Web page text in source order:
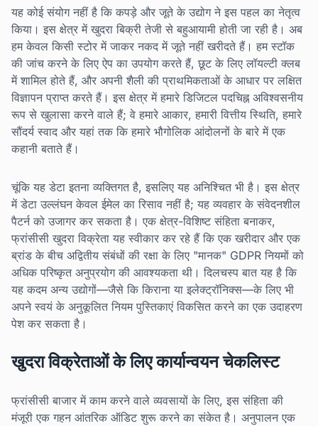
यह कोई संयोग नहीं है कि कपड़े और जूते के उद्योग ने इस पहल का नेतृत्व
किया। इस क्षेत्र में खुदरा बिक्री तेजी से बहुआयामी होती जा रही है। अब
हम केवल किसी स्टोर में जाकर नकद में जूते नहीं खरीदते हैं। हम स्टॉक
की जांच करने के लिए ऐप का उपयोग करते हैं, छूट के लिए लॉयल्टी क्लब
में शामिल होते हैं, और अपनी शैली की प्राथमिकताओं के आधार पर लक्षित
विज्ञापन प्राप्त करते हैं। इस क्षेत्र में हमारे डिजिटल पदचिह्न अविश्वसनीय
रूप से खुलासा करने वाले हैं; वे हमारे आकार, हमारी वित्तीय स्थिति, हमारे
सौंदर्य स्वाद और यहां तक कि हमारे भौगोलिक आंदोलनों के बारे में एक
कहानी बताते हैं।
चूंकि यह डेटा इतना व्यक्तिगत है, इसलिए यह अनिश्चित भी है। इस क्षेत्र
में डेटा उल्लंघन केवल ईमेल का रिसाव नहीं है; यह व्यवहार के संवेदनशील
पैटर्न को उजागर कर सकता है। एक क्षेत्र-विशिष्ट संहिता बनाकर,
फ्रांसीसी खुदरा विक्रेता यह स्वीकार कर रहे हैं कि एक खरीदार और एक
ब्रांड के बीच अद्वितीय संबंधों की रक्षा के लिए "मानक" GDPR नियमों को
अधिक परिष्कृत अनुप्रयोग की आवश्यकता थी। दिलचस्प बात यह है कि
यह कदम अन्य उद्योगों—जैसे कि किराना या इलेक्ट्रॉनिक्स—के लिए भी
अपने स्वयं के अनुकूलित नियम पुस्तिकाएं विकसित करने का एक उदाहरण
पेश कर सकता है।
खुदरा विक्रेताओं के लिए कार्यान्वयन चेकलिस्ट
फ्रांसीसी बाजार में काम करने वाले व्यवसायों के लिए, इस संहिता की
मंजूरी एक गहन आंतरिक ऑडिट शुरू करने का संकेत है। अनुपालन एक